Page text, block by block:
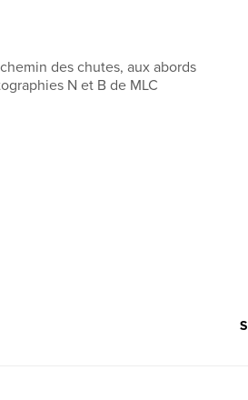
des chutes, aux abords
N et B de MLC